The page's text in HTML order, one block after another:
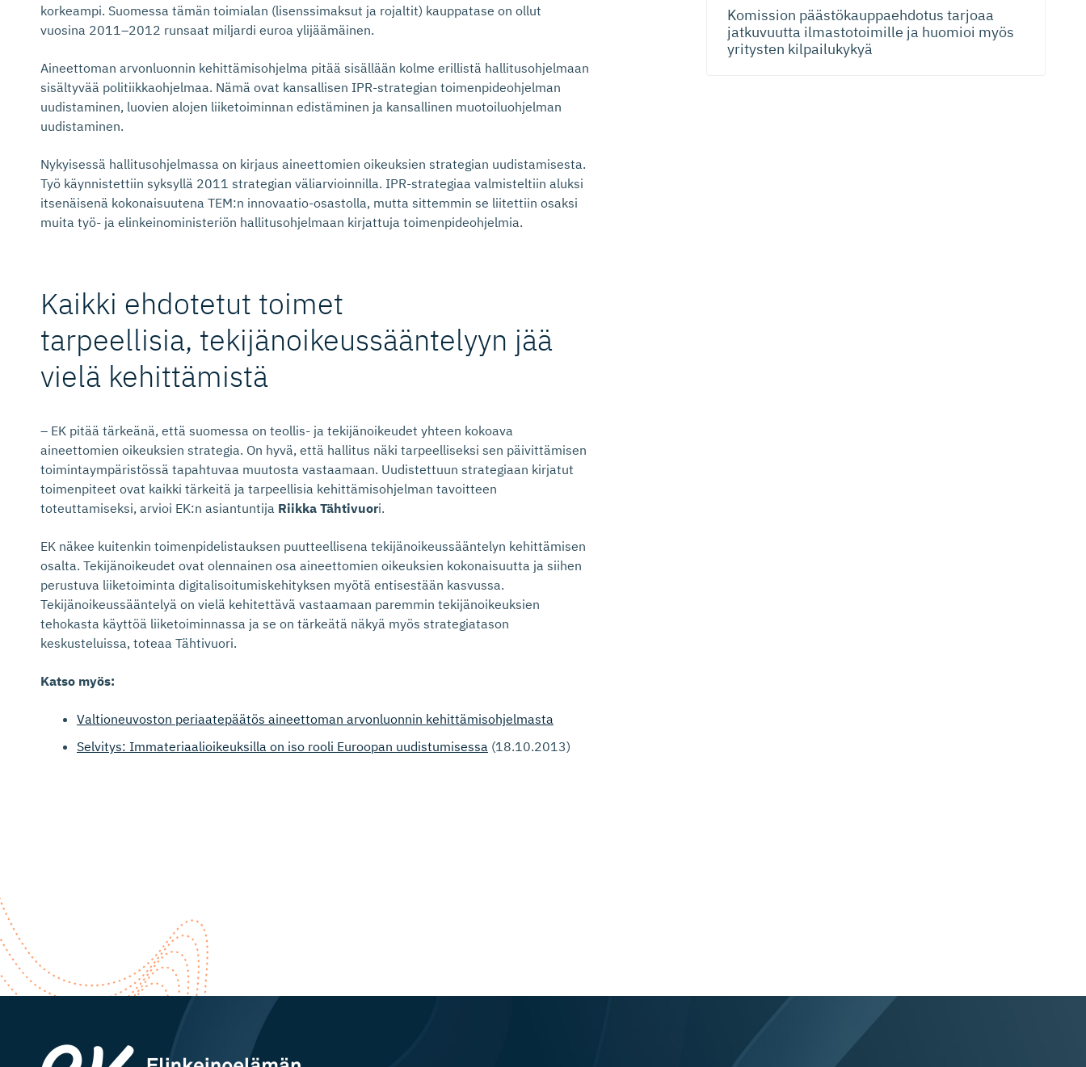
korkeampi. Suomessa tämän toimialan (lisenssimaksut ja rojaltit) kauppatase on ollut
vuosina 2011–2012 runsaat miljardi euroa ylijäämäinen.
Aineettoman arvonluonnin kehittämisohjelma pitää sisällään kolme erillistä hallitusohjelmaan
sisältyvää politiikkaohjelmaa. Nämä ovat kansallisen IPR-strategian toimenpideohjelman
uudistaminen, luovien alojen liiketoiminnan edistäminen ja kansallinen muotoiluohjelman
uudistaminen.
Nykyisessä hallitusohjelmassa on kirjaus aineettomien oikeuksien strategian uudistamisesta.
Työ käynnistettiin syksyllä 2011 strategian väliarvioinnilla. IPR-strategiaa valmisteltiin aluksi
itsenäisenä kokonaisuutena TEM:n innovaatio-osastolla, mutta sittemmin se liitettiin osaksi
muita työ- ja elinkeinoministeriön hallitusohjelmaan kirjattuja toimenpideohjelmia.
Kaikki ehdotetut toimet
tarpeellisia, tekijänoi­keus­sään­telyyn jää
vielä kehittämistä
– EK pitää tärkeänä, että suomessa on teollis- ja tekijänoikeudet yhteen kokoava
aineettomien oikeuksien strategia. On hyvä, että hallitus näki tarpeelliseksi sen päivittämisen
toimintaympäristössä tapahtuvaa muutosta vastaamaan. Uudistettuun strategiaan kirjatut
toimenpiteet ovat kaikki tärkeitä ja tarpeellisia kehittämisohjelman tavoitteen
toteuttamiseksi, arvioi EK:n asiantuntija Riikka Tähtivuori.
EK näkee kuitenkin toimenpidelistauksen puutteellisena tekijänoikeussääntelyn kehittämisen
osalta. Tekijänoikeudet ovat olennainen osa aineettomien oikeuksien kokonaisuutta ja siihen
perustuva liiketoiminta digitalisoitumiskehityksen myötä entisestään kasvussa.
Tekijänoikeussääntelyä on vielä kehitettävä vastaamaan paremmin tekijänoikeuksien
tehokasta käyttöä liiketoiminnassa ja se on tärkeätä näkyä myös strategiatason
keskusteluissa, toteaa Tähtivuori.
Katso myös:
Valtioneuvoston periaatepäätös aineettoman arvonluonnin kehittämisohjelmasta
Selvitys: Immateriaalioikeuksilla on iso rooli Euroopan uudistumisessa (18.10.2013)
Komission päästökaup­paehdotus tarjoaa
jatkuvuutta ilmastotoimille ja huomioi myös
yritysten kilpailukykyä